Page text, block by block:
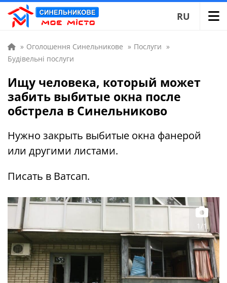
RU
» Оголошення Синельникове » Послуги »
Будівельні послуги
Ищу человека, который может
забить выбитые окна после
обстрела в Синельниково
Нужно закрыть выбитые окна фанерой
или другими листами.
Писать в Ватсап.
1/1